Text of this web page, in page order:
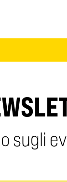
sugli